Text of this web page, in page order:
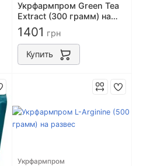
Укрфармпром Green Tea
Extract (300 грамм) на
развес
1401 грн
Купить
Укрфармпром